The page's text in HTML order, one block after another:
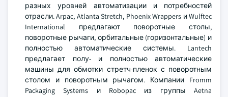
разных уровней автоматизации и потребностей
отрасли. Arpac, Atlanta Stretch, Phoenix Wrappers и Wulftec
International предлагают поворотные столы,
поворотные рычаги, орбитальные (горизонтальные) и
полностью автоматические системы. Lantech
предлагает полу- и полностью автоматические
машины для обмотки стретч-пленок с поворотным
столом и поворотным рычагом. Компании Fromm
Packaging Systems и Robopac из группы Aetna